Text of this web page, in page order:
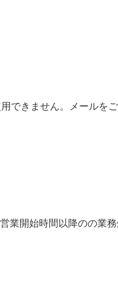
できません。メールを
業開始時間以降のの業